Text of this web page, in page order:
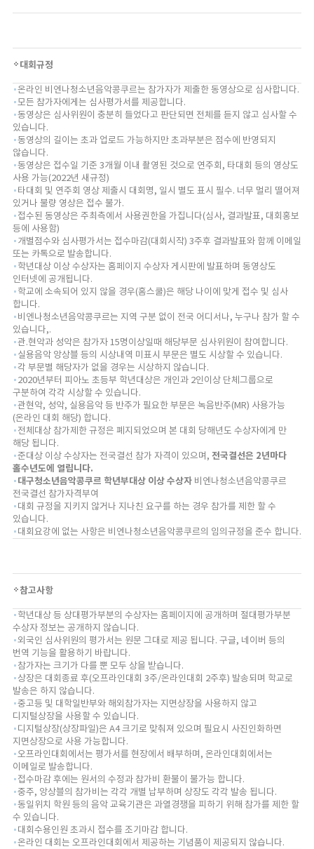
대회규정
온라인 비엔나청소년음악콩쿠르는 참가자가 제출한 동영상으로 심사합니다.
모든 참가자에게는 심사평가서를 제공합니다.
동영상은 심사위원이 충분히 들었다고 판단되면 전체를 듣지 않고 심사할 수
있습니다.
동영상의 길이는 초과 업로드 가능하지만 초과부분은 점수에 반영되지
않습니다.
동영상은 접수일 기준 3개월 이내 촬영된 것으로 연주회, 타대회 등의 영상도
사용 가능(2022년 새규정)
타대회 및 연주회 영상 제출시 대회명, 일시 별도 표시 필수. 너무 멀리 떨어져
있거나 불량 영상은 접수 불가.
접수된 동영상은 주최측에서 사용권한을 가집니다(심사, 결과발표, 대회홍보
등에 사용함)
개별점수와 심사평가서는 접수마감(대회시작) 3주후 결과발표와 함께 이메일
또는 카톡으로 발송합니다.
학년대상 이상 수상자는 홈페이지 수상자 게시판에 발표하며 동영상도
인터넷에 공개됩니다.
학교에 소속되어 있지 않을 경우(홈스쿨)은 해당 나이에 맞게 접수 및 심사
합니다.
비엔나청소년음악콩쿠르는 지역 구분 없이 전국 어디서나, 누구나 참가 할 수
있습니다,.
관.현악과 성악은 참가자 15명이상일때 해당부문 심사위원이 참여합니다.
실용음악 앙상블 등의 시상내역 미표시 부문은 별도 시상할 수 있습니다.
각 부문별 해당자가 없을 경우는 시상하지 않습니다.
2020년부터 피아노 초등부 학년대상은 개인과 2인이상 단체그룹으로
구분하여 각각 시상할 수 있습니다.
관현악, 성악, 실용음악등 반주가 필요한 부문은 녹음반주(MR) 사용가능
(온라인 대회 해당) 합니다.
전체대상 참가제한 규정은 폐지되었으며 본 대회 당해년도 수상자에게 만
해당 됩니다.
준대상 이상 수상자는 전국결선 참가 자격이 있으며, 전국결선은 2년마다
홀수년도에 열립니다.
대구청소년음악콩쿠르 학년부대상 이상 수상자비엔나청소년음악콩쿠르
전국결선 참가자격부여
대회 규정을 지키지 않거나 지나친 요구를 하는 경우 참가를 제한 할 수
있습니다.
대회요강에 없는 사항은 비엔나청소년음악콩쿠르의 임의규정을 준수 합니다.
참고사항
학년대상 등 상대평가부분의 수상자는 홈페이지에 공개하며 절대평가부분
수상자 정보는 공개하지 않습니다.
외국인 심사위원의 평가서는 원문 그대로 제공 됩니다. 구글, 네이버 등의
번역 기능을 활용하기 바랍니다.
참가자는 크기가 다를 뿐 모두 상을 받습니다.
상장은 대회종료 후(오프라인대회 3주/온라인대회 2주후) 발송되며 학교로
발송은 하지 않습니다.
중고등 및 대학일반부와 해외참가자는 지면상장을 사용하지 않고
디지털상장을 사용할 수 있습니다.
디지털상장(상장파일)은 A4 크기로 맞춰져 있으며 필요시 사진인화하면
지면상장으로 사용 가능합니다.
오프라인대회에서는 평가서를 현장에서 배부하며, 온라인대회에서는
이메일로 발송합니다.
접수마감 후에는 원서의 수정과 참가비 환불이 불가능 합니다.
중주, 앙상블의 참가비는 각각 개별 납부하며 상장도 각각 발송 됩니다.
동일위치 학원 등의 음악 교육기관은 과열경쟁을 피하기 위해 참가를 제한 할
수 있습니다.
대회수용인원 초과시 접수를 조기마감 합니다.
온라인 대회는 오프라인대회에서 제공하는 기념품이 제공되지 않습니다.